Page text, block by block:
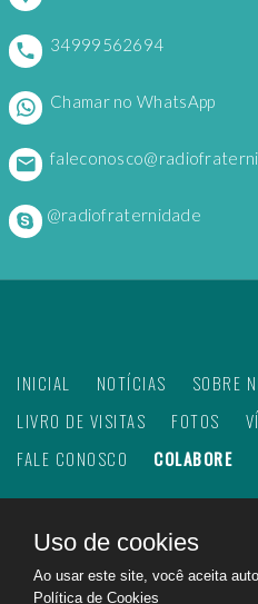
34999562694
Chamar no WhatsApp
@radiofraternidade
INICIAL NOTÍCIAS SOBRE
LIVRO DE VISITAS
FOTOS
FALE CONOSCO
COLABORE
2026Web Rádio
reservados.
Uso de cookies
Ao usar este site, você aceita
Política de Cookies